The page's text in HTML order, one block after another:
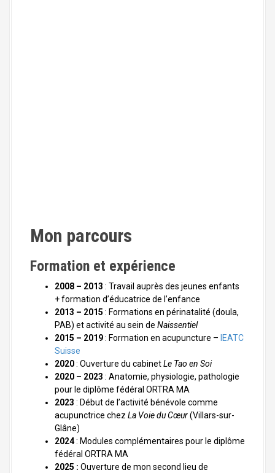
Mon parcours
Formation et expérience
2008 – 2013 : Travail auprès des jeunes enfants
+ formation d’éducatrice de l’enfance
2013 – 2015 : Formations en périnatalité (doula,
PAB) et activité au sein de Naissentiel
2015 – 2019: Formation en acupuncture – IEATC
Suisse
2020: Ouverture du cabinetLe Tao en Soi
2020 – 2023 : Anatomie, physiologie, pathologie
pour le diplôme fédéral ORTRA MA
2023 : Début de l’activité bénévole comme
acupunctrice chez La Voie du Cœur(Villars-sur-
Glâne)
2024: Modules complémentaires pour le diplôme
fédéral ORTRA MA
2025 : Ouverture de mon second lieu de